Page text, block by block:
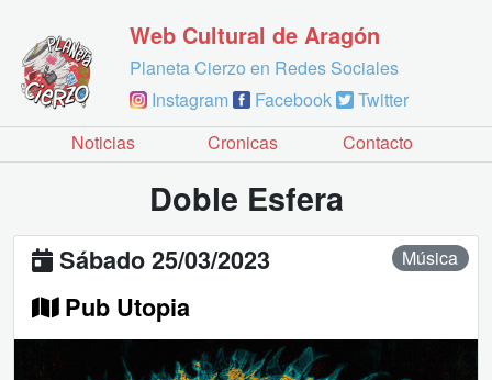
Web Cultural de Aragón
Planeta Cierzo en Redes Sociales
Instagram
Facebook
Twitter
Noticias
Cronicas Contacto
Doble Esfera
Sábado 25/03/2023
Pub Utopia
Música